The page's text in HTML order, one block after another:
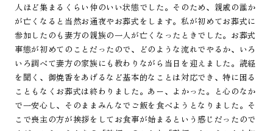
人ほど集まるくらい仲のいい状態でした。そのため、親戚の誰か
が亡くなると当然お通夜やお葬式をします。私が初めてお葬式に
参加したのも妻方の親族の一人が亡くなったときでした。お葬式
事態が初めてのことだったので、どのような流れでやるか、いろ
いろ調べて妻方の家族にも教わりながら当日を迎えました。読経
を聞く、御焼香をあげるなど基本的なことは対応でき、特に困る
こともなくお葬式は終わりました。あー、よかった。と心のなか
で一安心し、そのままみんなでご飯を食べようとなりました。そ
こで喪主の方が挨拶をしてお食事が始まるという感じだったので